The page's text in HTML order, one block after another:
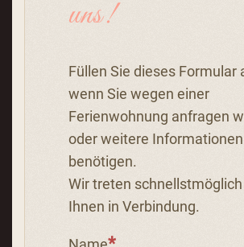
uns!
Füllen Sie dieses Formular
wenn Sie wegen einer
Ferienwohnung anfragen
oder weitere Informationen
benötigen.
Wir treten
Ihnen in Verbindung.